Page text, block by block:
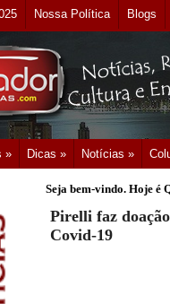
Nossa Política Blogs
» Dicas » Notícias »
Seja bem-vindo. Hoje é
Pirelli faz
Covid-19